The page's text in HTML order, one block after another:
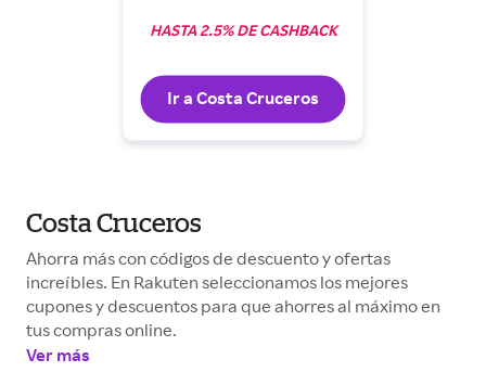
HASTA 2.5% DE CASHBACK
Ir a Costa Cruceros
Costa Cruceros
Ahorra más con códigos de descuento y ofertas
increíbles. En Rakuten seleccionamos los mejores
cupones y descuentos para que ahorres al máximo en
tus compras online.
Ver más